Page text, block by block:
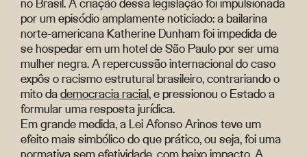
por um episódio amplamente noticiado: a bailarina
norte-americana Katherine Dunham foi impedida de
se hospedar em um hotel de São Paulo por ser uma
mulher negra. A repercussão internacional do caso
expôs o racismo estrutural brasileiro, contrariando o
mito dademocracia racial, e pressionou o Estado a
formular uma resposta jurídica.
Em grande medida, a Lei Afonso Arinos teve um
efeito mais simbólico do que prático, ou seja, foi uma
normativa sem efetividade, com baixo impacto. A